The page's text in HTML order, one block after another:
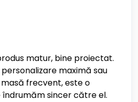
matur, bine proiectat.
maximă sau
frecvent, este o
sincer către el.